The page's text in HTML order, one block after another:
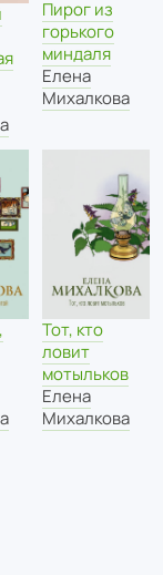
Пирог из
горького
миндаля
Елена
Михалкова
Тот, кто
ловит
мотыльков
Елена
Михалкова